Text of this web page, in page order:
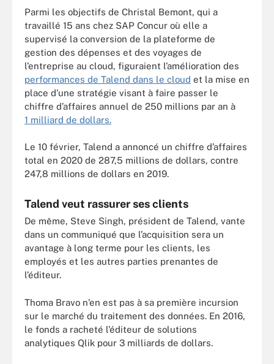
Parmi les objectifs de Christal Bemont, qui a
travaillé 15 ans chez SAP Concur où elle a
supervisé la conversion de la plateforme de
gestion des dépenses et des voyages de
l’entreprise au cloud, figuraient l’amélioration des
performances de Talend dans le cloud et la mise en
place d’une stratégie visant à faire passer le
chiffre d’affaires annuel de 250 millions par an à
1 milliard de dollars.
Le 10 février, Talend a annoncé un chiffre d’affaires
total en 2020 de 287,5 millions de dollars, contre
247,8 millions de dollars en 2019.
Talend veut rassurer ses clients
De même, Steve Singh, président de Talend, vante
dans un communiqué que l’acquisition sera un
avantage à long terme pour les clients, les
employés et les autres parties prenantes de
l’éditeur.
Thoma Bravo n’en est pas à sa première incursion
sur le marché du traitement des données. En 2016,
le fonds a racheté l’éditeur de solutions
analytiques Qlik pour 3 milliards de dollars.